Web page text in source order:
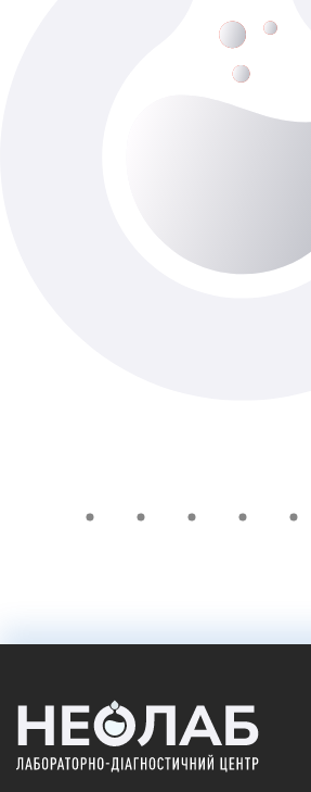
кон&rsquo;юнктиви ока,
першої порції ранкової
передміхурової залози,
Доступно з виїздом